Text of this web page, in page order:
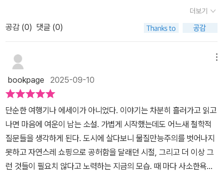
강박과 두려움, 고민 같은 것들을 하찮은 것으로 만들어버리는 것 같
았다. 직접 살아볼 수는 없지만, 이렇게 살 수 있다는 사실만으로도,
있었다. “애써 마음을 쓰지 않아도 저절로 몸이 움직였다. 무심한 노
동, 무심한 친절, 무심한 생활!”(47쪽) 이백양은 매표소 직원의 삶
을 통해 애쓰지 않아도 노동하며 살 수 있다는 것을 보여주었다. 내가
너무 애쓰며 살아왔던 것은 아닌지, 그리고 무심하게 살아가도 충분
히 행복할 수 있다는 것을 알게 되었다. “가파도 사람의 인심은 이렇
게 은근하다. 오래도록 관찰하다가 필요한 것을 슬쩍 주는 것이 섬사
람의 인심이다.”(48쪽, 3장 천천히 살다) 가파도 사람의 모습을 통
해 무엇이 친절인지를 깨닫는다. 두드러지는 행동보다 은근한 것이
교훈이 아닌, 서서히 가라앉는 울림이 오래 남는 책이었다.읽기 전에
는 노자 철학이 어렵게 느껴졌다면, 이 책은 그 벽을 부드럽게 허물어
준다.읽고 나면 '조금 천천히 살아도 되나?'라는 생각을 자연스럽게
품게 된다.그리고 그 생각 하나만으로도 삶의 무게가 한층 가벼워지
마음속에 하나 생긴 기분이다.바쁘고 지치고 나를 잃어버릴 것 같은
날, 떠나지 않더라도 마음만이라도 찾아가 쉬어갈 수 있는 곳.노자는
서쪽으로 떠났지만 백양은 남쪽으로 향했고, 책을 읽은 나는 잠시 마
음의 속도를 멈추는 방향으로 향했다.그걸로 충분히 이 책의 가치는
증명된 것 같다.1. 혼란의 시대 속에서 다시 꺼내 보게 되는 질문《노
자, 가파도에 가다》는 철학 입문서도, 여행 에세이도, 단순한 소설도
아니다. 그 셋이 자연스럽게 흐르듯 섞인 책이다.인공지능과 기후 위
있다. 이 세상이 어떤 세상인데 아직도 노자의 이야기를 하고 있냐고
하는 사람도 있을 수 있다. 하지만 우리가 여전히 종이책을 손에 붙들
고 놓지 못하고 있는 마음이라면, '도덕경'을 붙잡고 있을 수밖에 없는
이유로 충분하지 않을까. 노자의 시대와 지금의 시대가 크게 달라졌
다 해도, 그런 시대를 살아가는 우리의 삶과 마음은 노자가 생각했던
삶의 가치와 별반 다르지 않을 것이다. 잃지 말아야 할 가치가 있고 또
간직해야 할 의미가 있는 것이다. 사람이 살아가는 태도와 방식은 세
상이 바뀐다고 해서 쉽게 바뀔 수 있는 것은 아니니까. 그러니 더욱,
바쁘게 돌아가고 바뀌어가는 지금 세상에서 '도덕경'을 다시 읽는 것
은 그만큼의 의미가 더 있을 거라는 생각이 들었다.이름과 몸 중에서
어느 것이 가까운가?몸과 재산 중에서 어느 것이 귀한가?얻음과 잃
음 중에서 어느 것이 마음을 끄는가?(...)만족을 알아야 욕되지 않고
은 도덕경의 첫 문장인 이것을 이렇게 풀이했다.'우리가 걷는 길이 항
상 옳은 길일 수는 없습니다. 우리가 붙인 이름이 항상 옳은 이름일 수
아야하는 하는 생각은 하지 말자.비록 그 길이 잘못된 길일지라도 우
리가 그곳에서 배우는 것은 굉장히 크다.우리는 끊임없이 배워야 하
고 가르침을 받아야 한다.부모가 자식에게 배울 수도 있고 백양이 그
랬던 것처럼 고양이들에게도 배울 수 있다.그렇게 배운 것들은 가르
침이 필요한 이들에게 아낌없이 베풀어 주면 된다.그것이 디지털 시
대라 불리우는 지금 현재 우리에게, 그리고 우리의 아이들에게 반드
시 필요한 것을 이 책을 통해 깨닫게 되었다.<이 도서는 출판사로부
터 제공 받아 읽고 주관적으로 작성한 서평입니다.>#노자가파도에가
가장 큰 매력입니다.🍊노자의 도덕경이 삶의 지혜를 닮아 마음에 스
며들고, ‘이름으로 불린 또 다른 노자’의 삶이 그의 철학을 오늘의 이
야기로 다시 살아나게 했어요. 우연이자 필연 같은 이 만남은, 우리가
철학을 고리타분한 텍스트가 아니라 지금 여기의 삶 속에서 느끼고
무 생생하게 그려져 그곳에 너무나 가보고 싶었어요. 바람이 스치는
소리, 푸른 바다와 풀밭, 작은 마을의 고즈넉함이 글 사이사이에 스며
있었거든요. 그래서 ‘나도 언젠가 가파도에서 잠시 살아보고 싶다’는
생각이 절로 들었습니다. 철학은 멀리 있는 게 아니라, 그 바람과 햇
살, 그리고 그곳에 사는 사람들의 이야기에 녹아 있다는 것도 동시에
알게 되었고요.🍊작은 집, 고양이, 바다, 조용한 시간들… 노자가 살
아 있었다면 이런 곳이 아니었을까, 생각하게 되는 편안하고 삶을 여
더보기
공감 (0) 댓글 (0)
bookpage 2025-09-10
단순한 여행기나 에세이가 아니었다. 이야기는 차분히 흘러가고 읽고
나면 마음에 여운이 남는 소설. 가볍게 시작했는데도 어느새 철학적
질문들을 생각하게 된다. 도시에 살다보니 물질만능주의를 벗어나지
못하고 자연스레 쇼핑으로 공허함을 달래던 시절, 그리고 더 이상 그
런 것들이 필요치 않다고 노력하는 지금의 모습. 때 마다 사소한욕망